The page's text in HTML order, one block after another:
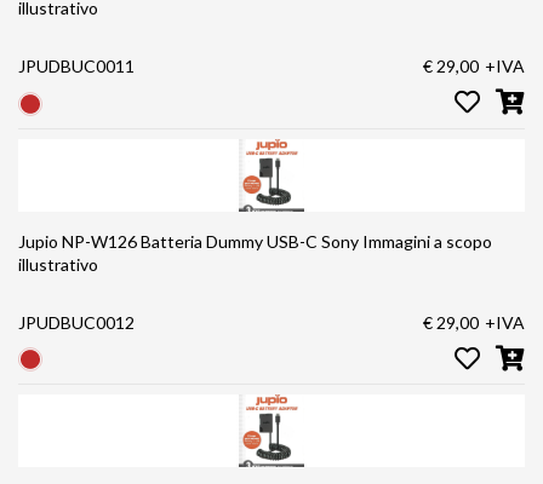
illustrativo
JPUDBUC0011 € 29,00 +IVA
Jupio NP-W126 Batteria Dummy USB-C Sony Immagini a scopo
illustrativo
JPUDBUC0012 € 29,00 +IVA